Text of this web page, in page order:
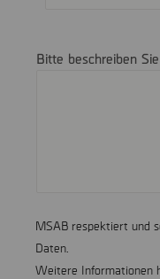
Bitte beschreiben
MSAB respektiert und
Daten.
Weitere Informationen